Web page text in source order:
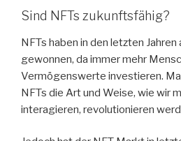
Sind NFTs zukunftsfähig?
NFTs haben in den letzten
gewonnen, da immer mehr
Vermögenswerte investieren.
NFTs die Art und Weise, wie wir
interagieren, revolutionieren